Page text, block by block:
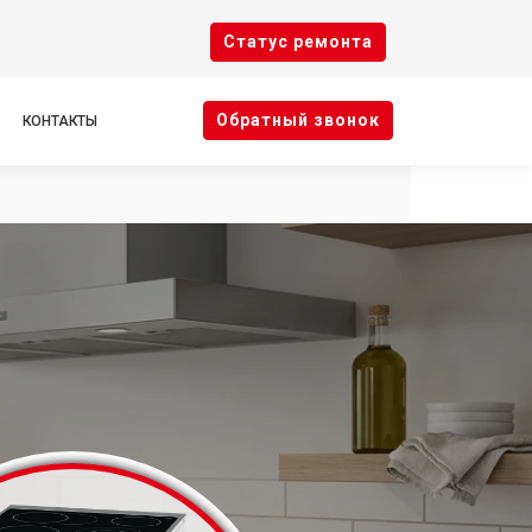
Cтатус ремонта
КОНТАКТЫ Oбратный звонок